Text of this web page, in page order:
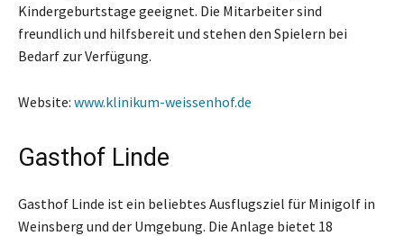
Kindergeburtstage geeignet. Die Mitarbeiter sind
freundlich und hilfsbereit und stehen den Spielern bei
Bedarf zur Verfügung.
Website: www.klinikum-weissenhof.de
Gasthof Linde
Gasthof Linde ist ein beliebtes Ausflugsziel für Minigolf in
Weinsberg und der Umgebung. Die Anlage bietet 18